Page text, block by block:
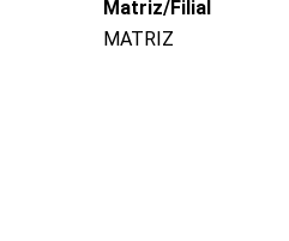
Matriz/Filial
MATRIZ